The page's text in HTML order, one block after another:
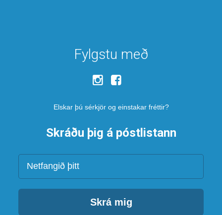
Fylgstu með
Elskar þú sérkjör og einstakar fréttir?
Skráðu þig á póstlistann
Netfang
Skrá mig